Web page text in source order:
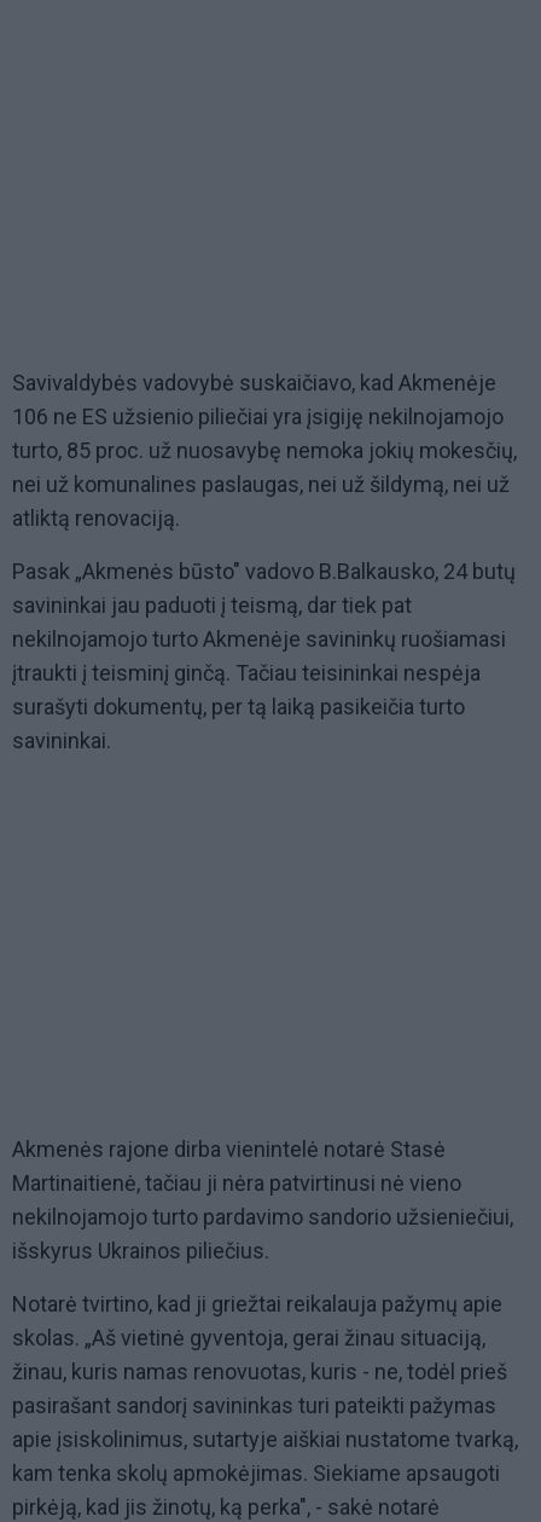
Savivaldybės vadovybė suskaičiavo, kad Akmenėje
106 ne ES užsienio piliečiai yra įsigiję nekilnojamojo
turto, 85 proc. už nuosavybę nemoka jokių mokesčių,
nei už komunalines paslaugas, nei už šildymą, nei už
atliktą renovaciją.
Pasak „Akmenės būsto" vadovo B.Balkausko, 24 butų
savininkai jau paduoti į teismą, dar tiek pat
nekilnojamojo turto Akmenėje savininkų ruošiamasi
įtraukti į teisminį ginčą. Tačiau teisininkai nespėja
surašyti dokumentų, per tą laiką pasikeičia turto
savininkai.
Akmenės rajone dirba vienintelė notarė Stasė
Martinaitienė, tačiau ji nėra patvirtinusi nė vieno
nekilnojamojo turto pardavimo sandorio užsieniečiui,
išskyrus Ukrainos piliečius.
Notarė tvirtino, kad ji griežtai reikalauja pažymų apie
skolas. „Aš vietinė gyventoja, gerai žinau situaciją,
žinau, kuris namas renovuotas, kuris - ne, todėl prieš
pasirašant sandorį savininkas turi pateikti pažymas
apie įsiskolinimus, sutartyje aiškiai nustatome tvarką,
kam tenka skolų apmokėjimas. Siekiame apsaugoti
pirkėją, kad jis žinotų, ką perka", - sakė notarė